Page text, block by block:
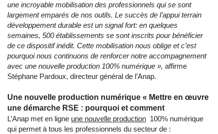
une incroyable mobilisation des professionnels qui se sont
largement emparés de nos outils. Le succès de l’appui terrain
développement durable est un signal fort: en quelques
semaines, 500 établissements se sont inscrits pour bénéficier
de ce dispositif inédit. Cette mobilisation nous oblige et c’est
pourquoi nous continuons de renforcer notre accompagnement
avec une nouvelle production 100% numérique », affirme
Stéphane Pardoux, directeur général de l’Anap.
Une nouvelle production numérique « Mettre en œuvre
une démarche RSE : pourquoi et comment
L’Anap met en ligne une nouvelle production 100% numérique
qui permet à tous les professionnels du secteur de :